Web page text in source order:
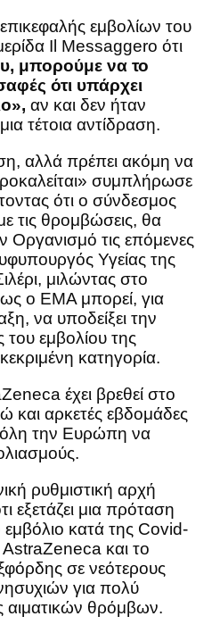
εμβολίων του
Il Messaggero ότι
μπορούμε να το
ότι υπάρχει
αν και δεν ήταν
τέτοια αντίδραση.
αλλά πρέπει ακόμη να
συμπλήρωσε
ότι ο σύνδεσμος
τις θρομβώσεις, θα
Οργανισμό τις επόμενες
Υγείας της
μιλώντας στο
ο ΕΜΑ μπορεί, για
να υποδείξει την
εμβολίου της
κατηγορία.
έχει βρεθεί στο
και αρκετές εβδομάδες
την Ευρώπη να
ρυθμιστική αρχή
εξετάζει μια πρόταση
εμβόλιο κατά της Covid-
και το
σε νεότερους
για πολύ
αιματικών θρόμβων.